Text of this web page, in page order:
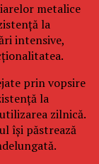
metalice
la
intensive,
prin vopsire
la
zilnică.
își păstrează